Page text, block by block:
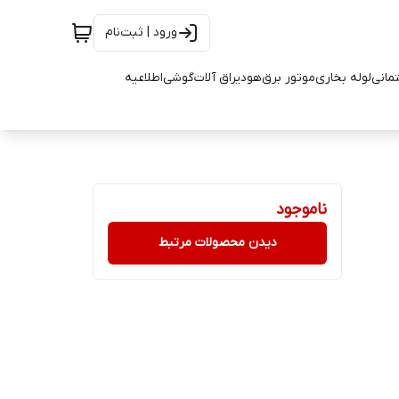
ورود | ثبت‌نام
لوله بخاریموتور برقهودیراق آلاتگوشیاطلاعیه
ناموجود
دیدن محصولات مرتبط